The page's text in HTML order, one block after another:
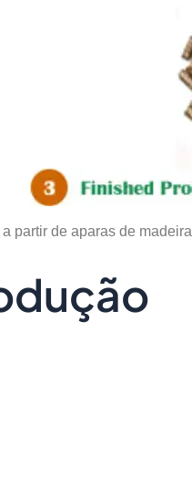
partir de aparas de madeira